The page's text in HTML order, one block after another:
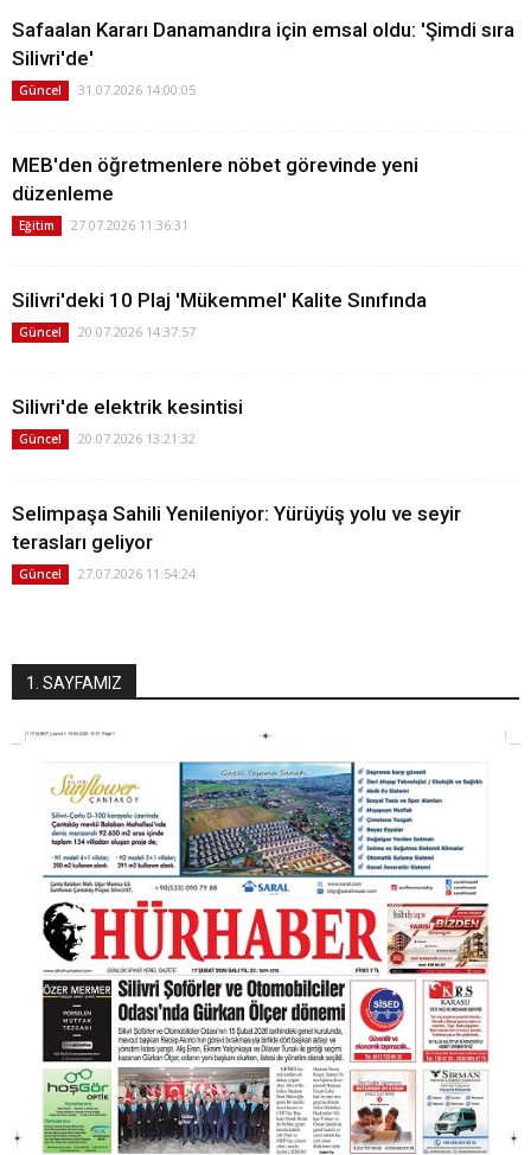
Safaalan Kararı Danamandıra için emsal oldu: 'Şimdi sıra
Silivri'de'
Güncel 31.07.2026 14:00:05
MEB'den öğretmenlere nöbet görevinde yeni
düzenleme
Eğitim 27.07.2026 11:36:31
Silivri'deki 10 Plaj 'Mükemmel' Kalite Sınıfında
Güncel 20.07.2026 14:37:57
Silivri'de elektrik kesintisi
Güncel 20.07.2026 13:21:32
Selimpaşa Sahili Yenileniyor: Yürüyüş yolu ve seyir
terasları geliyor
Güncel 27.07.2026 11:54:24
1. SAYFAMIZ